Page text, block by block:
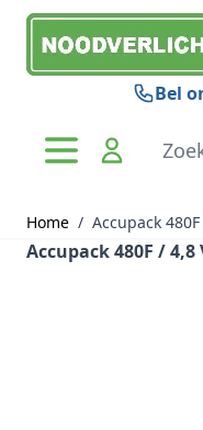
Ga naar de inhoud
Bel
Zoeken
Home / Accupack
Accupack 480F / 4,8